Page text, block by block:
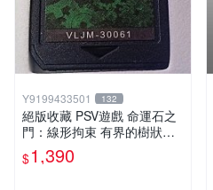
Y9199433501 132
絕版收藏 PSV遊戲 命運石之
門：線形拘束 有界的樹狀圖
日版 VLJM-30061
$1,390